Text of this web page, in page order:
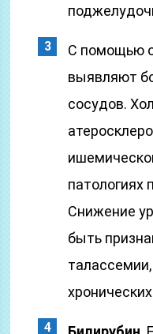
С помощью
выявляют
сосудов.
патологиях
Снижение
быть